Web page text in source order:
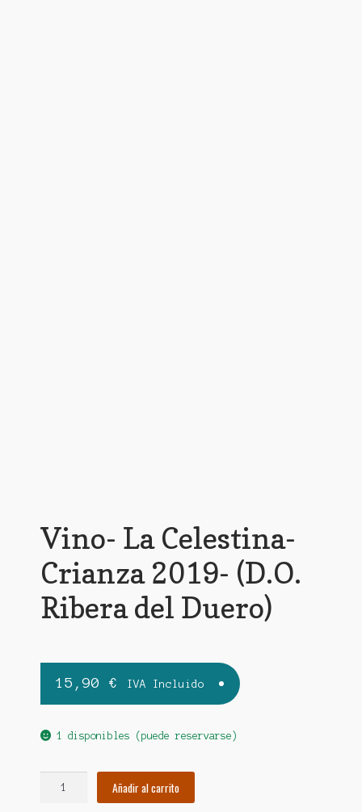
Vino- La Celestina-
Crianza 2019- (D.O.
Ribera del Duero)
15,90 € IVA Incluido
1 disponibles (puede reservarse)
Añadir al carrito